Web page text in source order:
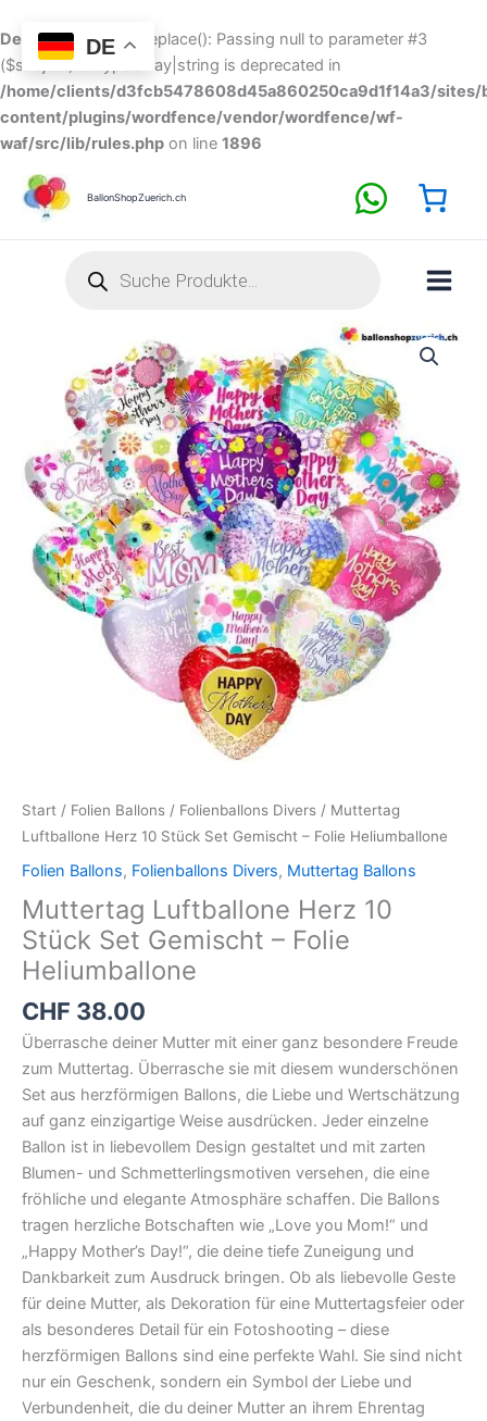
Deprecated: preg_replace(): Passing null to parameter #3
($subject) of type array|string is deprecated in
/home/clients/d3fcb5478608d45a860250ca9d1f14a3/sites/
content/plugins/wordfence/vendor/wordfence/wf-
waf/src/lib/rules.php on line 1896
Inhalt
springen
BallonShopZuerich.ch
Start / Folien Ballons / Folienballons Divers / Muttertag
Luftballone Herz 10 Stück Set Gemischt – Folie Heliumballone
Folien Ballons, Folienballons Divers, Muttertag Ballons
Muttertag Luftballone Herz 10
Stück Set Gemischt – Folie
Heliumballone
CHF 38.00
Überrasche deiner Mutter mit einer ganz besondere Freude
zum Muttertag. Überrasche sie mit diesem wunderschönen
Set aus herzförmigen Ballons, die Liebe und Wertschätzung
auf ganz einzigartige Weise ausdrücken. Jeder einzelne
Ballon ist in liebevollem Design gestaltet und mit zarten
Blumen- und Schmetterlingsmotiven versehen, die eine
fröhliche und elegante Atmosphäre schaffen. Die Ballons
tragen herzliche Botschaften wie „Love you Mom!“ und
„Happy Mother’s Day!“, die deine tiefe Zuneigung und
Dankbarkeit zum Ausdruck bringen. Ob als liebevolle Geste
für deine Mutter, als Dekoration für eine Muttertagsfeier oder
als besonderes Detail für ein Fotoshooting – diese
herzförmigen Ballons sind eine perfekte Wahl. Sie sind nicht
nur ein Geschenk, sondern ein Symbol der Liebe und
Verbundenheit, die du deiner Mutter an ihrem Ehrentag
Set
Gemischt
Folie
Heliumballone
Menge
DE